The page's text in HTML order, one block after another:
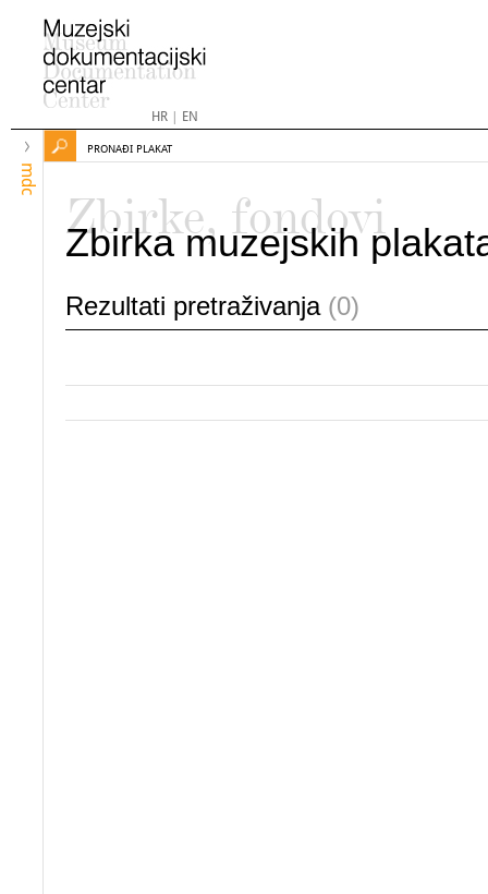
HR| EN
mdc
PRONAĐI PLAKAT
Zbirke, fondovi
Zbirka muzejskih
Rezultati pretraživanja (0)